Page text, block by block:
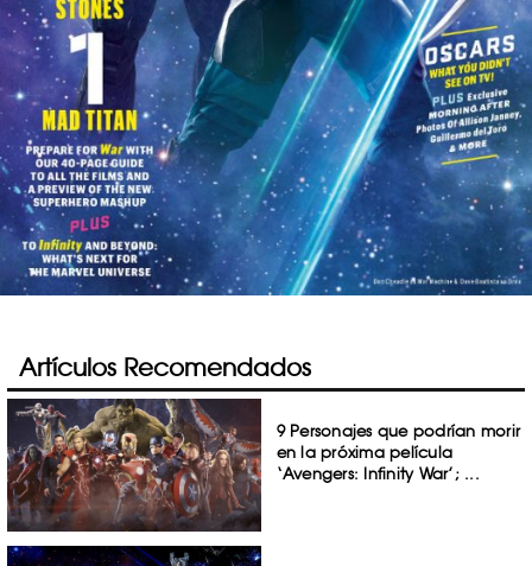
Artículos Recomendados
9 Personajes que podrían morir
en la próxima película
‘Avengers: Infinity War’; ...